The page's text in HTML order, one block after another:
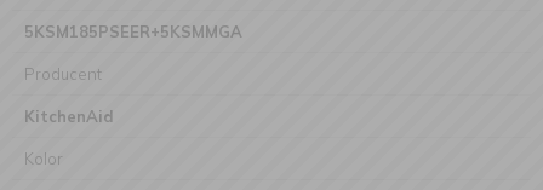
5KSM185PSEER+5KSMMGA
Producent
KitchenAid
Kolor